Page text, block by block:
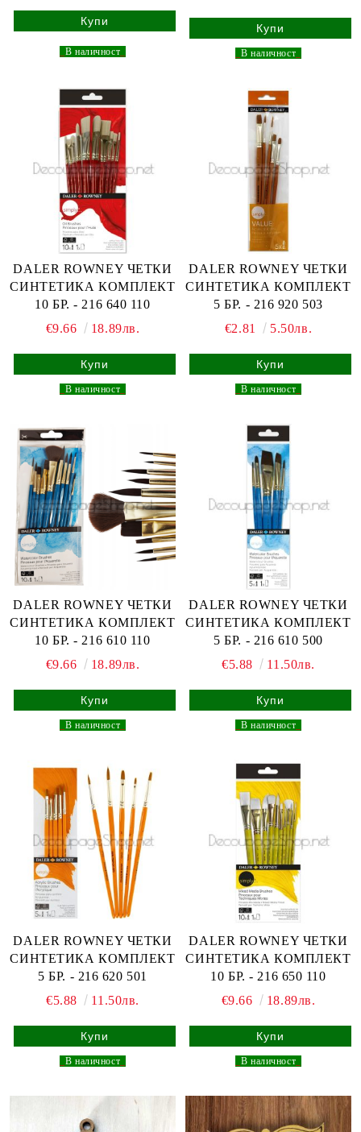
В наличност В наличност
DALER ROWNEY ЧЕТКИ
СИНТЕТИКА КОМПЛЕКТ
10 БР. - 216 640 110
€9.66
18.89лв.
В наличност
DALER ROWNEY ЧЕТКИ
СИНТЕТИКА КОМПЛЕКТ
5 БР. - 216 920 503
€2.81
5.50лв.
В наличност
DALER ROWNEY ЧЕТКИ
СИНТЕТИКА КОМПЛЕКТ
10 БР. - 216 610 110
€9.66
18.89лв.
В наличност
DALER ROWNEY ЧЕТКИ
СИНТЕТИКА КОМПЛЕКТ
5 БР. - 216 610 500
€5.88
11.50лв.
В наличност
DALER ROWNEY ЧЕТКИ
СИНТЕТИКА КОМПЛЕКТ
5 БР. - 216 620 501
€5.88
11.50лв.
В наличност
DALER ROWNEY ЧЕТКИ
СИНТЕТИКА КОМПЛЕКТ
10 БР. - 216 650 110
€9.66
18.89лв.
В наличност